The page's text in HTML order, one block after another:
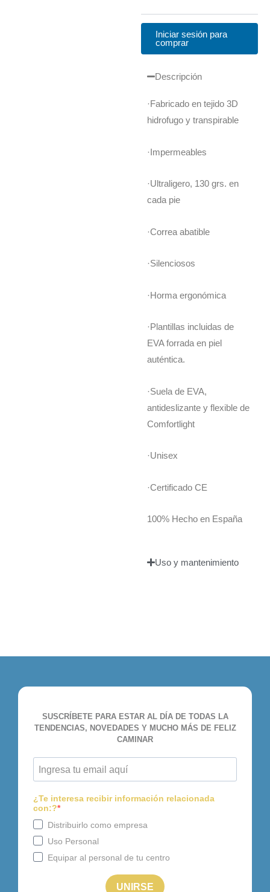
Iniciar sesión para
comprar
Descripción
·Fabricado en tejido 3D
hidrofugo y transpirable
·Impermeables
·Ultraligero, 130 grs. en
cada pie
·Correa abatible
·Silenciosos
·Horma ergonómica
·Plantillas incluidas de
EVA forrada en piel
auténtica.
·Suela de EVA,
antideslizante y flexible de
Comfortlight
·Unisex
·Certificado CE
100% Hecho en España
Uso y mantenimiento